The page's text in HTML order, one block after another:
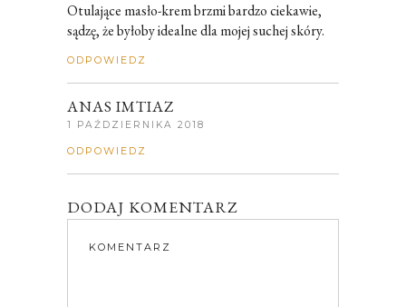
Otulające masło-krem brzmi bardzo ciekawie,
sądzę, że byłoby idealne dla mojej suchej skóry.
ODPOWIEDZ
ANAS IMTIAZ
1 PAŹDZIERNIKA 2018
ODPOWIEDZ
DODAJ KOMENTARZ